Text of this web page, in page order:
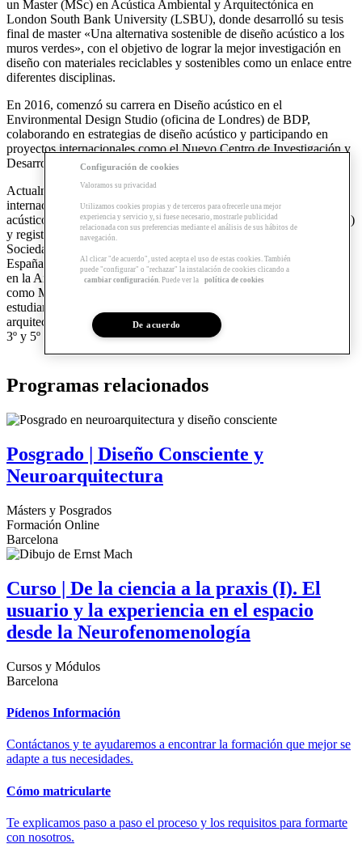
un Master (MSc) en Acústica Ambiental y Arquitectónica en
London South Bank University (LSBU), donde desarrolló su tesis
final de master «Una alternativa sostenible de diseño acústico a los
muros verdes», con el objetivo de lograr la mejor investigación en
diseño con materiales reciclables y sostenibles como un enlace entre
diferentes disciplinas.
En 2016, comenzó su carrera en Diseño acústico en el
Environmental Design Studio (oficina de Londres) de BDP,
colaborando en estrategias de diseño acústico y participando en
proyectos internacionales como el Nuevo Centro de Investigación y
Desarrollo de AstraZeneca, Cambridge (Herzog & De Meuron).
Actualmente, es fundadora de Soundscape Studio, un estudio
internacional especializado en arquitectura sostenible, diseño
acústico e investigación. Miembro del Institute of Acoustics (MIOA)
y registrada ARB en Reino Unido, así como miembro de la
Sociedad Española de Acústica (SEA) y colegiada COAM en
España, continúa también su experiencia académica e investigación
en la Architectural Association School of Architecture en Londres,
como Main lecturer/Head of Programme de Diseño Acústico para
estudiantes de Arquitectura de 4º curso y Tutora de Diseño
arquitectónico/Jury en Proyecto final de carrera para estudiantes de
3º y 5º desde 2016.
Programas relacionados
Posgrado | Diseño Consciente y
Neuroarquitectura
Másters y Posgrados
Formación Online
Barcelona
Curso | De la ciencia a la praxis (I). El
usuario y la experiencia en el espacio
desde la Neurofenomenología
Cursos y Módulos
Barcelona
Pídenos Información
Contáctanos y te ayudaremos a encontrar la formación que mejor se
adapte a tus necesidades.
Cómo matricularte
Te explicamos paso a paso el proceso y los requisitos para formarte
con nosotros.
Configuración de cookies
Valoramos su privacidad
Utilizamos cookies propias y de terceros para ofrecerle una mejor
experiencia y servicio y, si fuese necesario, mostrarle publicidad
relacionada con sus preferencias mediante el análisis de sus hábitos de
navegación.
Al clicar "de acuerdo", usted acepta el uso de estas cookies. También
puede "configurar" o "rechazar" la instalación de cookies clicando a
cambiar configuración. Puede ver la política de cookies
De acuerdo